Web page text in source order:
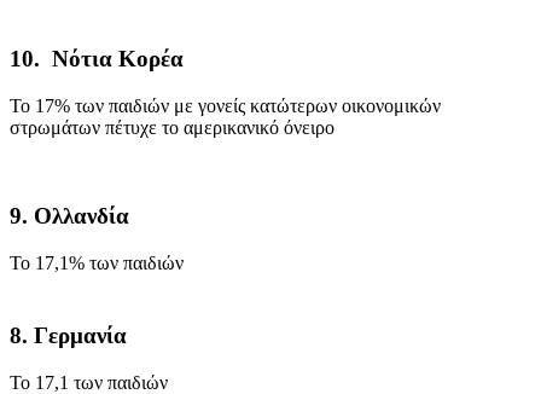
10. Νότια Κορέα
Το 17% των παιδιών με γονείς κατώτερων οικονομικών
στρωμάτων πέτυχε το αμερικανικό όνειρο
9. Ολλανδία
Το 17,1% των παιδιών
8. Γερμανία
Το 17,1 των παιδιών